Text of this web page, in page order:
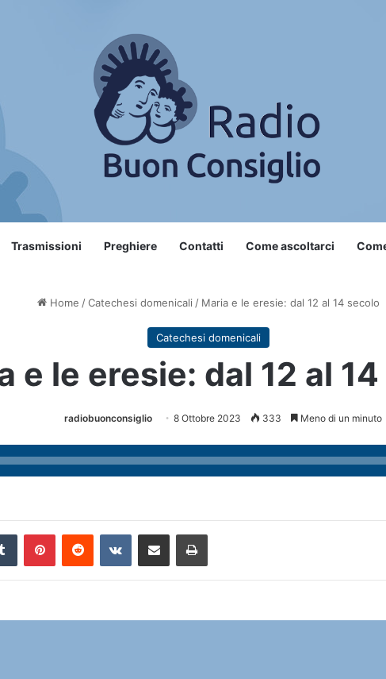
Trasmissioni Preghiere Contatti Come ascoltarci
Home /Catechesi domenicali / Maria e le eresie: dal 12 al 14 secolo
Catechesi domenicali
e le eresie: dal 12 al
radiobuonconsiglio 8 Ottobre 2023 333 Meno di un minuto